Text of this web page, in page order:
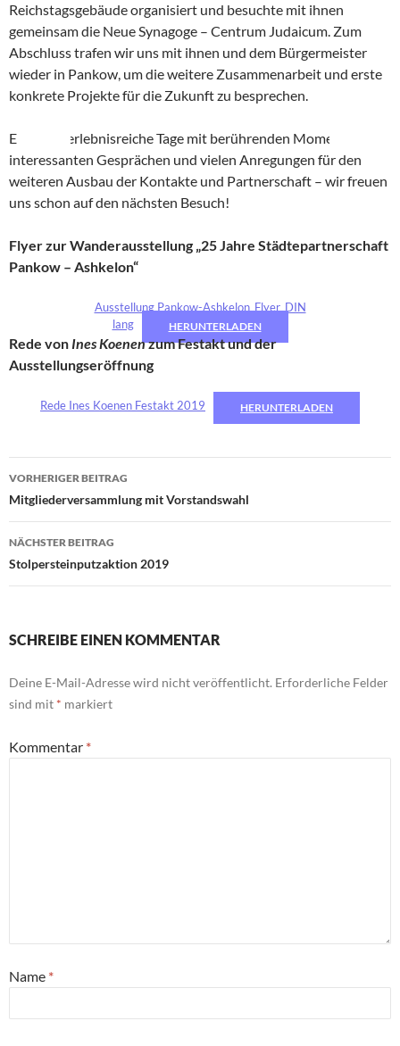
Reichstagsgebäude organisiert und besuchte mit ihnen
gemeinsam die Neue Synagoge – Centrum Judaicum. Zum
Abschluss trafen wir uns mit ihnen und dem Bürgermeister
wieder in Pankow, um die weitere Zusammenarbeit und erste
konkrete Projekte für die Zukunft zu besprechen.
Es waren erlebnisreiche Tage mit berührenden Momenten,
interessanten Gesprächen und vielen Anregungen für den
weiteren Ausbau der Kontakte und Partnerschaft – wir freuen
uns schon auf den nächsten Besuch!
Flyer zur Wanderausstellung „25 Jahre Städtepartnerschaft
Pankow – Ashkelon“
Ausstellung Pankow-Ashkelon_Flyer_DIN
lang
HERUNTERLADEN
Rede von Ines Koenenzum Festakt und der
Ausstellungseröffnung
Rede Ines Koenen Festakt 2019 HERUNTERLADEN
Beitragsnavigation
VORHERIGER BEITRAG
Mitgliederversammlung mit Vorstandswahl
NÄCHSTER BEITRAG
Stolpersteinputzaktion 2019
SCHREIBE EINEN KOMMENTAR
Deine E-Mail-Adresse wird nicht veröffentlicht. Erforderliche Felder
sind mit * markiert
Kommentar *
Name *